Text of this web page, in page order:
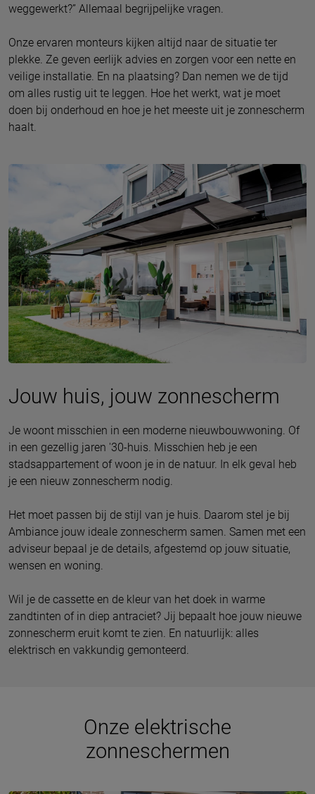
weggewerkt?” Allemaal begrijpelijke vragen.
Onze ervaren monteurs kijken altijd naar de situatie ter
plekke. Ze geven eerlijk advies en zorgen voor een nette en
veilige installatie. En na plaatsing? Dan nemen we de tijd
om alles rustig uit te leggen. Hoe het werkt, wat je moet
doen bij onderhoud en hoe je het meeste uit je zonnescherm
haalt.
Jouw huis, jouw zonnescherm
Je woont misschien in een moderne nieuwbouwwoning. Of
in een gezellig jaren '30-huis. Misschien heb je een
stadsappartement of woon je in de natuur. In elk geval heb
je een nieuw zonnescherm nodig.
Het moet passen bij de stijl van je huis. Daarom stel je bij
Ambiance jouw ideale zonnescherm samen. Samen met een
adviseur bepaal je de details, afgestemd op jouw situatie,
wensen en woning.
Wil je de cassette en de kleur van het doek in warme
zandtinten of in diep antraciet? Jij bepaalt hoe jouw nieuwe
zonnescherm eruit komt te zien. En natuurlijk: alles
elektrisch en vakkundig gemonteerd.
Onze elektrische
zonneschermen